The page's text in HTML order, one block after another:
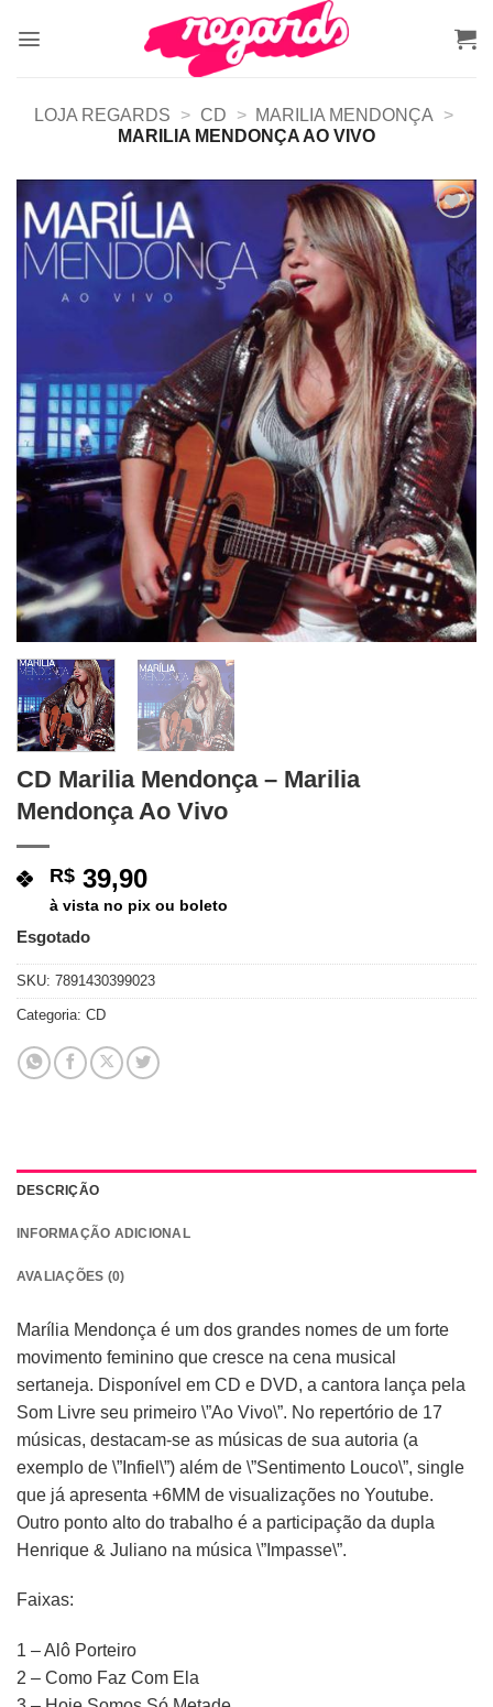
LOJA REGARDS > CD > MARILIA MENDONÇA
>
MARILIA MENDONÇA AO VIVO
Adicionar
a lista de
desejos
CD Marilia Mendonça – Marilia
Mendonça Ao Vivo
R$ 39,90
à vista no pix ou boleto
Esgotado
SKU: 7891430399023
Categoria: CD
DESCRIÇÃO
INFORMAÇÃO ADICIONAL
AVALIAÇÕES (0)
Marília Mendonça é um dos grandes nomes de um forte
movimento feminino que cresce na cena musical
sertaneja. Disponível em CD e DVD, a cantora lança pela
Som Livre seu primeiro \”Ao Vivo\”. No repertório de 17
músicas, destacam-se as músicas de sua autoria (a
exemplo de \”Infiel\”) além de \”Sentimento Louco\”, single
que já apresenta +6MM de visualizações no Youtube.
Outro ponto alto do trabalho é a participação da dupla
Henrique & Juliano na música \”Impasse\”.
Faixas:
1 – Alô Porteiro
2 – Como Faz Com Ela